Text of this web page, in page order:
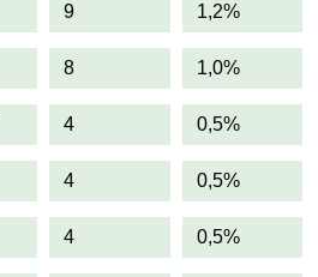
9 1,2%
8 1,0%
4 0,5%
4 0,5%
4 0,5%